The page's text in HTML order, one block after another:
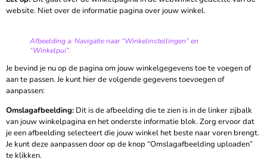
website. Niet over de informatie pagina over jouw winkel.
Afbeelding a: Navigatie naar “Winkelinstellingen” en
“Winkelpui”.
Je bevind je nu op de pagina om jouw winkelgegevens toe te voegen of
aan te passen. Je kunt hier de volgende gegevens toevoegen of
aanpassen:
Omslagafbeelding: Dit is de afbeelding die te zien is in de linker zijbalk
van jouw winkelpagina en het onderste informatie blok. Zorg ervoor dat
je een afbeelding selecteert die jouw winkel het beste naar voren brengt.
Je kunt deze aanpassen door op de knop “Omslagafbeelding uploaden”
te klikken.